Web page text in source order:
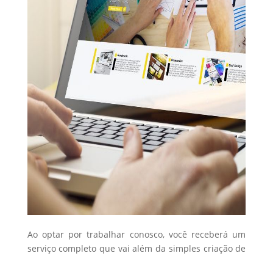
Ao optar por trabalhar conosco, você receberá um
serviço completo que vai além da simples criação de